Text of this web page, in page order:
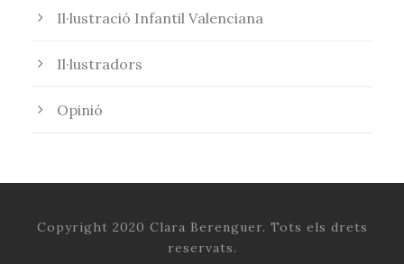
Il·lustració Infantil Valenciana
Il·lustradors
Opinió
Copyright 2020 Clara Berenguer. Tots els drets
reservats.